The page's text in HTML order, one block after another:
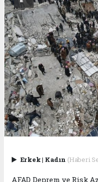
Erkek| Kadın (Haberi
AFAD Deprem ve Risk